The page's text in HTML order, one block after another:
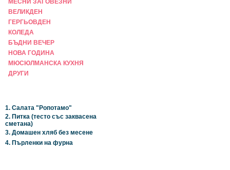
МЕСНИ ЗАГОВЕЗНИ
ВЕЛИКДЕН
ГЕРГЬОВДЕН
КОЛЕДА
БЪДНИ ВЕЧЕР
НОВА ГОДИНА
МЮСЮЛМАНСКА КУХНЯ
ДРУГИ
1. Салата "Ропотамо"
2. Питка (тесто със заквасена
сметана)
3. Домашен хляб без месене
4. Пърленки на фурна